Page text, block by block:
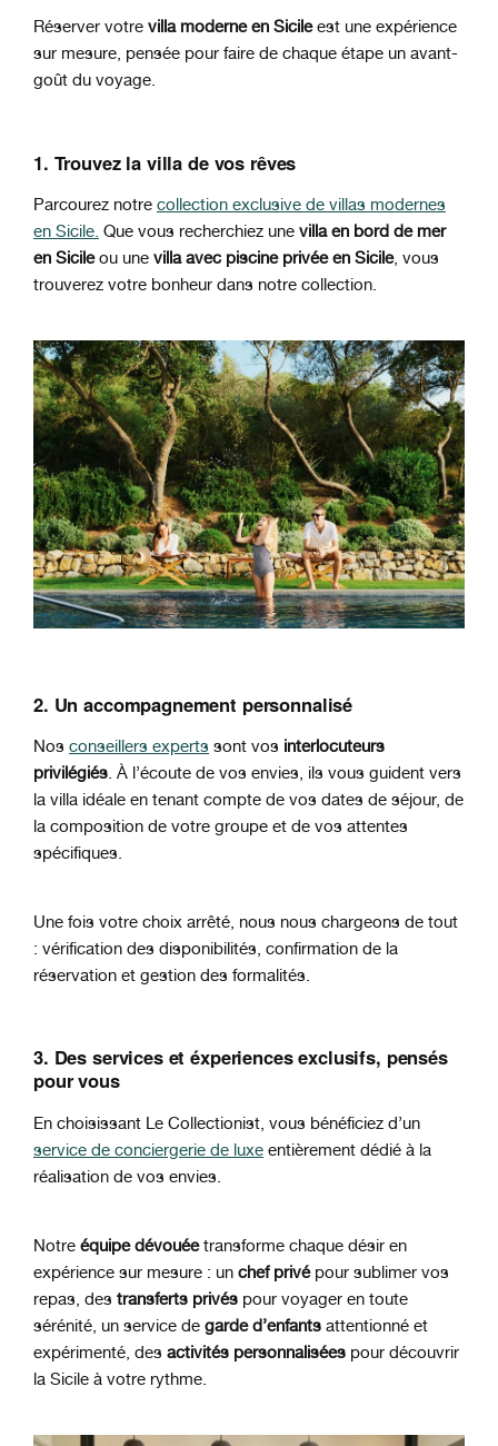
Réserver votre villa moderne en Sicileest une expérience
sur mesure, pensée pour faire de chaque étape un avant-
goût du voyage.
1. Trouvez la villa de vos rêves
Parcourez notre collection exclusive de villas modernes
en Sicile. Que vous recherchiez une villa en bord de mer
en Sicileou une villa avec piscine privée en Sicile, vous
trouverez votre bonheur dans notre collection.
2. Un accompagnement personnalisé
Nos conseillers experts sont vos interlocuteurs
privilégiés. À l’écoute de vos envies, ils vous guident vers
la villa idéale en tenant compte de vos dates de séjour, de
la composition de votre groupe et de vos attentes
spécifiques.
Une fois votre choix arrêté, nous nous chargeons de tout
: vérification des disponibilités, confirmation de la
réservation et gestion des formalités.
3. Des services et éxperiences exclusifs, pensés
pour vous
En choisissant Le Collectionist, vous bénéficiez d’un
service de conciergerie de luxe entièrement dédié à la
réalisation de vos envies.
Notre équipe dévouéetransforme chaque désir en
expérience sur mesure : un chef privépour sublimer vos
repas, des transferts privés pour voyager en toute
sérénité, un service de garde d’enfants attentionné et
expérimenté, des activités personnalisées pour découvrir
la Sicile à votre rythme.